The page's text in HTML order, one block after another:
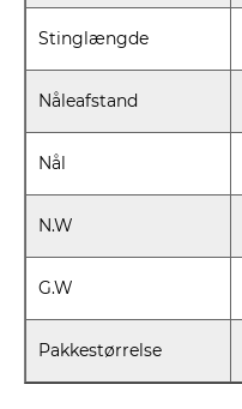
Stinglængde
Nåleafstand
Nål
N.W
G.W
Pakkestørrelse